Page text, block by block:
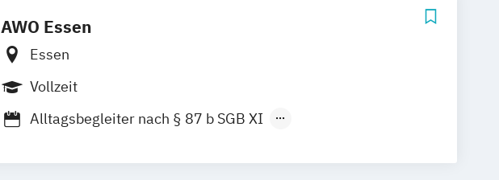
AWO Essen
Essen
Vollzeit
Alltagsbegleiter nach § 87 b SGB XI
Medizinische Behandlungspflege (APH und